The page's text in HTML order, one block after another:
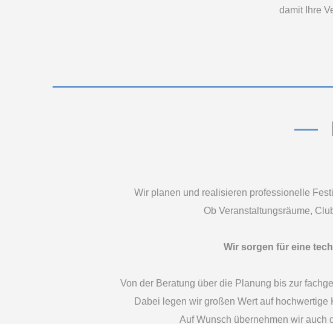
damit Ihre
Wir planen und realisieren professionelle
Ob Veranstaltungsräume,
Wir sorgen für eine
Von der Beratung über die Planung bis zur
Dabei legen wir großen Wert auf
Auf Wunsch übernehmen wir auch